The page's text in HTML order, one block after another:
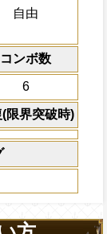
自由
コンボ数
6
(限界突破時)
単体に大ダメー
上限突破
キャラの攻撃を
、他の属性キャ
ン数：8
体のHPを25%減
の上限を無視し
の全プレイヤー
体力の2倍上限
いる時、体力満
る)、全プレイヤ
下げ、自由タ
限突破